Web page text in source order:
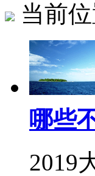
当前
哪些
2019